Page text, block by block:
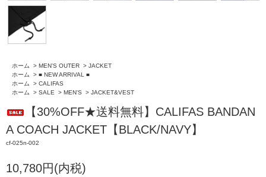
ホーム > MEN'S OUTER > JACKET
ホーム
> ■ NEW ARRIVAL ■
ホーム
> CALIFAS
ホーム
> SALE > MEN'S > JACKET&VEST
【30%OFF★送料無料】CALIFAS BANDAN
A COACH JACKET【BLACK/NAVY】
cf-025n-002
10,780円(内税)